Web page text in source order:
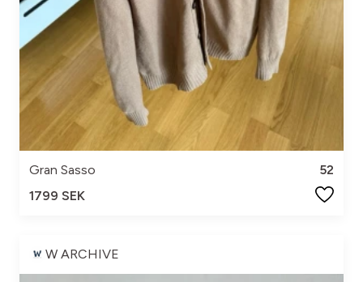
Gran Sasso
52
1799 SEK
W ARCHIVE